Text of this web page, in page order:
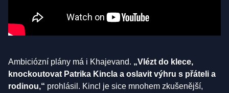
Ambiciózní plány má i Khajevand. „Vlézt do klece,
knockoutovat Patrika Kincla a oslavit výhru s přáteli a
rodinou,“ prohlásil. Kincl je sice mnohem zkušenější,